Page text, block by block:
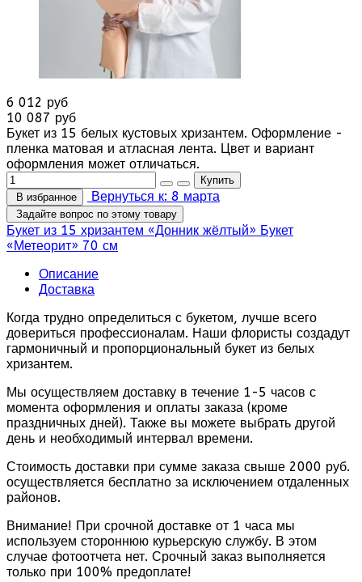
6 012 руб
10 087 руб
Букет из 15 белых кустовых хризантем. Оформление -
пленка матовая и атласная лента. Цвет и вариант
оформления может отличаться.
В избранное Вернуться к: 8 марта
Задайте вопрос по этому товару
Букет из 15 хризантем «Донник жёлтый» Букет
«Метеорит» 70 см
Описание
Доставка
Когда трудно определиться с букетом, лучше всего
довериться профессионалам. Наши флористы создадут
гармоничный и пропорциональный букет из белых
хризантем.
Мы осуществляем доставку в течение 1-5 часов с
момента оформления и оплаты заказа (кроме
праздничных дней). Также вы можете выбрать другой
день и необходимый интервал времени.
Стоимость доставки при сумме заказа свыше 2000 руб.
осуществляется бесплатно за исключением отдаленных
районов.
Внимание! При срочной доставке от 1 часа мы
используем стороннюю курьерскую службу. В этом
случае фотоотчета нет. Срочный заказ выполняется
только при 100% предоплате!